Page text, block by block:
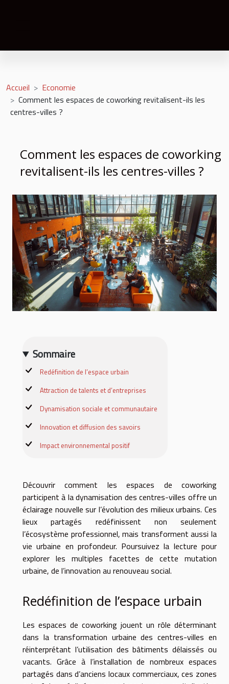
Accueil
Economie
Comment les espaces de coworking revitalisent-ils les
centres-villes ?
Comment les espaces de coworking
revitalisent-ils les centres-villes ?
Sommaire
Redéfinition de l’espace urbain
Attraction de talents et d’entreprises
Dynamisation sociale et communautaire
Innovation et diffusion des savoirs
Impact environnemental positif
Découvrir comment les espaces de coworking
participent à la dynamisation des centres-villes offre un
éclairage nouvelle sur l’évolution des milieux urbains. Ces
lieux partagés redéfinissent non seulement
l’écosystème professionnel, mais transforment aussi la
vie urbaine en profondeur. Poursuivez la lecture pour
explorer les multiples facettes de cette mutation
urbaine, de l’innovation au renouveau social.
Redéfinition de l’espace urbain
Les espaces de coworking jouent un rôle déterminant
dans la transformation urbaine des centres-villes en
réinterprétant l’utilisation des bâtiments délaissés ou
vacants. Grâce à l’installation de nombreux espaces
partagés dans d’anciens locaux commerciaux, ces zones